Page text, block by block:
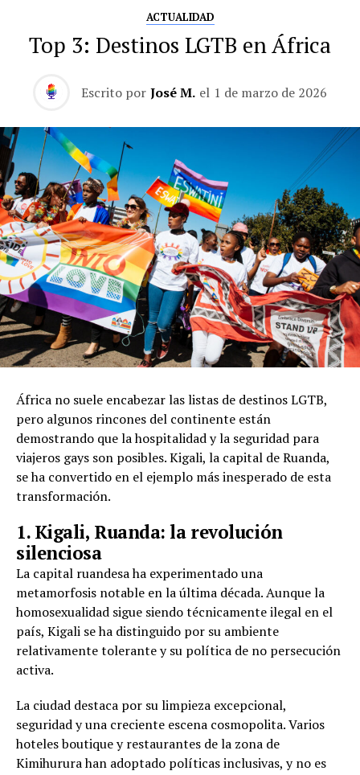
ACTUALIDAD
Top 3: Destinos LGTB en África
Escrito por José M. el 1 de marzo de 2026
África no suele encabezar las listas de destinos LGTB,
pero algunos rincones del continente están
demostrando que la hospitalidad y la seguridad para
viajeros gays son posibles. Kigali, la capital de Ruanda,
se ha convertido en el ejemplo más inesperado de esta
transformación.
1. Kigali, Ruanda: la revolución
silenciosa
La capital ruandesa ha experimentado una
metamorfosis notable en la última década. Aunque la
homosexualidad sigue siendo técnicamente ilegal en el
país, Kigali se ha distinguido por su ambiente
relativamente tolerante y su política de no persecución
activa.
La ciudad destaca por su limpieza excepcional,
seguridad y una creciente escena cosmopolita. Varios
hoteles boutique y restaurantes de la zona de
Kimihurura han adoptado políticas inclusivas, y no es